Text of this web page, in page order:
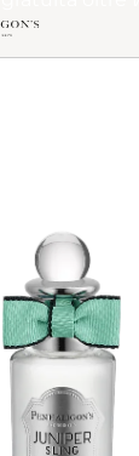
Vai a